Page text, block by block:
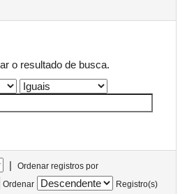
o resultado de busca.
|
Ordenar registros por
Ordenar
Registro(s)